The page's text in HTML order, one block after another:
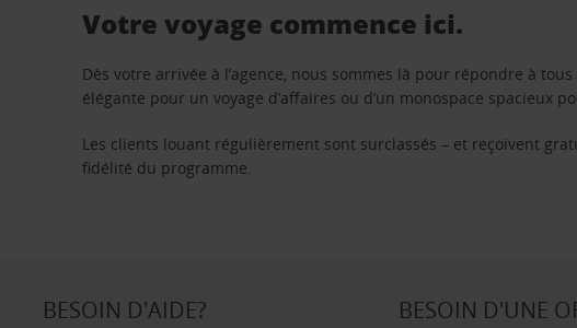
Votre voyage commence ici.
Dès votre arrivée à l’agence, nous sommes là pour répondre à
élégante pour un voyage d’affaires ou d’un monospace spacieux
Les clients louant régulièrement sont surclassés – et reçoivent
fidélité du programme.
BESOIN D'AIDE?
BESOIN D'UNE